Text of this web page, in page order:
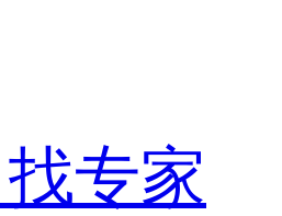
找专家